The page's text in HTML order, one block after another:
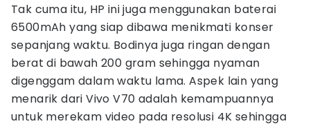
Tak cuma itu, HP ini juga menggunakan baterai
6500mAh yang siap dibawa menikmati konser
sepanjang waktu. Bodinya juga ringan dengan
berat di bawah 200 gram sehingga nyaman
digenggam dalam waktu lama. Aspek lain yang
menarik dari Vivo V70 adalah kemampuannya
untuk merekam video pada resolusi 4K sehingga